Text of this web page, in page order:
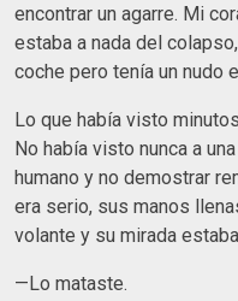
encontrar un agarre. Mi
estaba a nada del
coche pero tenía un nudo
Lo que había visto
No había visto nunca a
humano y no demostrar
era serio, sus manos
volante y su mirada
—Lo mataste.